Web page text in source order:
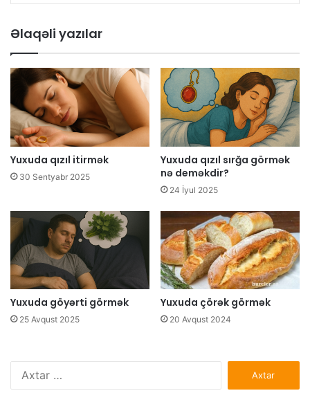
Əlaqəli yazılar
Yuxuda qızıl itirmək
30 Sentyabr 2025
Yuxuda qızıl sırğa görmək
nə deməkdir?
24 İyul 2025
Yuxuda göyərti görmək
25 Avqust 2025
Yuxuda çörək görmək
20 Avqust 2024